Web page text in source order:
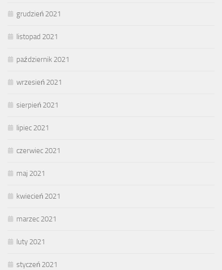
grudzień 2021
listopad 2021
październik 2021
wrzesień 2021
sierpień 2021
lipiec 2021
czerwiec 2021
maj 2021
kwiecień 2021
marzec 2021
luty 2021
styczeń 2021